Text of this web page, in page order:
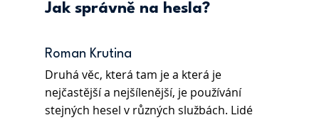
Jak správně na hesla?
Roman Krutina
Druhá věc, která tam je a která je
nejčastější a nejšílenější, je používání
stejných hesel v různých službách. Lidé